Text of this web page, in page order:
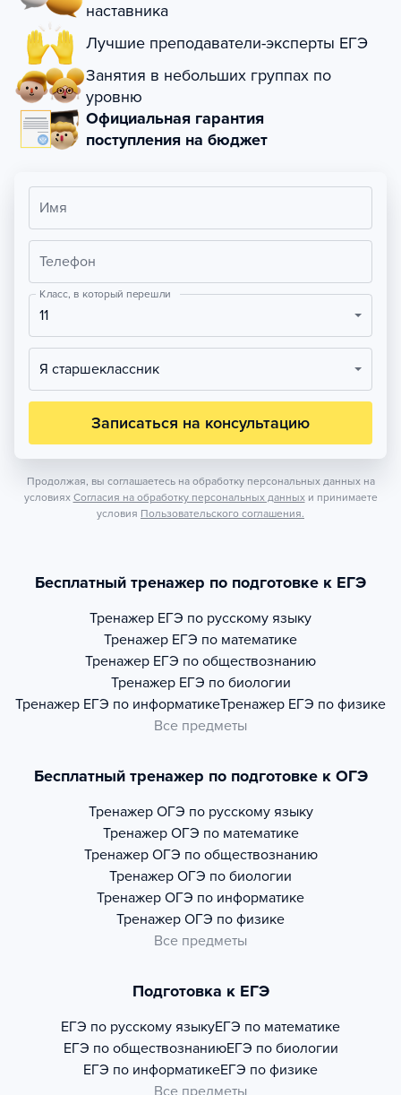
наставника
Лучшие преподаватели-эксперты ЕГЭ
Занятия в небольших группах по
уровню
Официальная гарантия
поступления на бюджет
Имя
Телефон
Класс, в который перешли
11
Я старшеклассник
Записаться на консультацию
Продолжая, вы соглашаетесь на обработку персональных данных на
условиях Согласия на обработку персональных данных и принимаете
условия Пользовательского соглашения.
Бесплатный тренажер по подготовке к ЕГЭ
Тренажер ЕГЭ по русскому языку
Тренажер ЕГЭ по математике
Тренажер ЕГЭ по обществознанию
Тренажер ЕГЭ по биологии
Тренажер ЕГЭ по информатикеТренажер ЕГЭ по физике
Все предметы
Бесплатный тренажер по подготовке к ОГЭ
Тренажер ОГЭ по русскому языку
Тренажер ОГЭ по математике
Тренажер ОГЭ по обществознанию
Тренажер ОГЭ по биологии
Тренажер ОГЭ по информатике
Тренажер ОГЭ по физике
Все предметы
Подготовка к ЕГЭ
ЕГЭ по русскому языкуЕГЭ по математике
ЕГЭ по обществознаниюЕГЭ по биологии
ЕГЭ по информатикеЕГЭ по физике
Все предметы